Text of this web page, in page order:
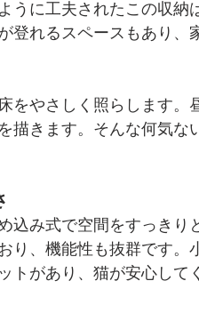
うに工夫されたこの収納
登れるスペースもあり、
をやさしく照らします。
描きます。そんな何気な
込み式で空間をすっきり
り、機能性も抜群です。
トがあり、猫が安心して